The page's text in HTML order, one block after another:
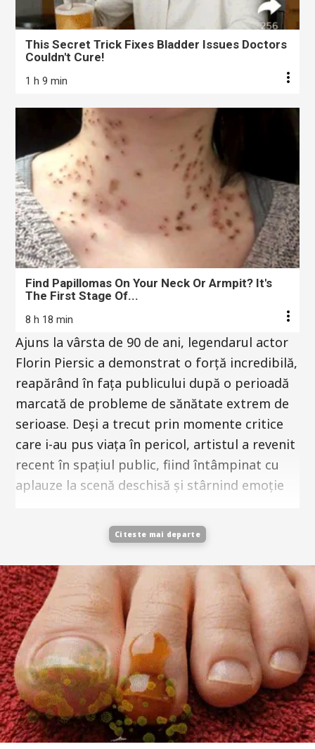
This Secret Trick Fixes Bladder Issues Doctors
Couldn't Cure!
1 h 9 min
Find Papillomas On Your Neck Or Armpit? It's
The First Stage Of...
8 h 18 min
Ajuns la vârsta de 90 de ani, legendarul actor
Florin Piersic a demonstrat o forță incredibilă,
reapărând în fața publicului după o perioadă
marcată de probleme de sănătate extrem de
serioase. Deși a trecut prin momente critice
care i-au pus viața în pericol, artistul a revenit
recent în spațiul public, fiind întâmpinat cu
aplauze la scenă deschisă și stârnind emoție
Citeste mai departe